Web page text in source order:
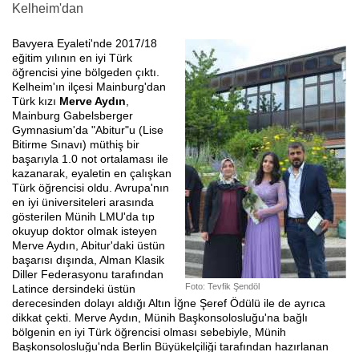
Kelheim'dan
Foto: Tevfik Şendöl
Bavyera Eyaleti'nde 2017/18
eğitim yılının en iyi Türk
öğrencisi yine bölgeden çıktı.
Kelheim'ın ilçesi Mainburg'dan
Türk kızı Merve Aydın
Mainburg Gabelsberger
Gymnasium'da "Abitur"u (Lise
Bitirme Sınavı) müthiş bir
başarıyla 1.0 not ortalaması ile
kazanarak, eyaletin en çalışkan
Türk öğrencisi oldu. Avrupa'nın
en iyi üniversiteleri arasında
gösterilen Münih LMU'da tıp
okuyup doktor olmak isteyen
Merve Aydın, Abitur'daki üstün
başarısı dışında, Alman Klasik
Diller Federasyonu tarafından
Latince dersindeki üstün
derecesinden dolayı aldığı Altın İğne Şeref Ödülü ile de ayrıca
dikkat çekti. Merve Aydın, Münih Başkonsolosluğu'na bağlı
bölgenin en iyi Türk öğrencisi olması sebebiyle, Münih
Başkonsolosluğu'nda Berlin Büyükelçiliği tarafından hazırlanan